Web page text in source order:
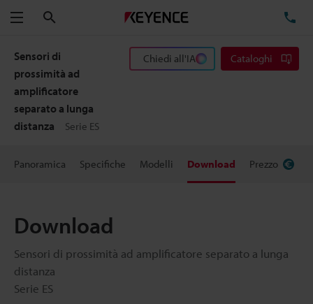
Menu
Sensori di
prossimità ad
amplificatore
separato a lunga
distanza
Serie ES
Chiedi all'IA Cataloghi
Panoramica Specifiche Modelli Download Prezzo
Download
Sensori di prossimità ad amplificatore separato a lunga
distanza
Serie ES